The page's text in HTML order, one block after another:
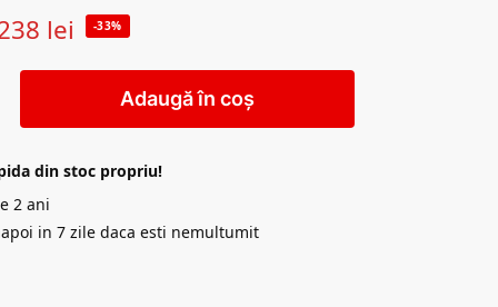
lei -33%
Adaugă în coș
din stoc propriu!
2 ani
in 7 zile daca esti nemultumit